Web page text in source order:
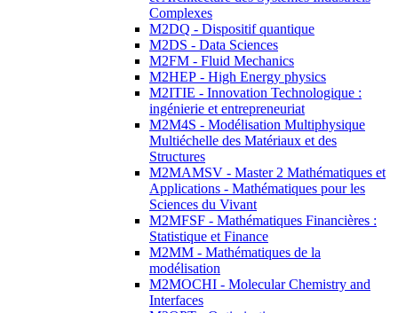
Complexes
M2DQ - Dispositif quantique
M2DS - Data Sciences
M2FM - Fluid Mechanics
M2HEP - High Energy physics
M2ITIE - Innovation Technologique :
ingénierie et entrepreneuriat
M2M4S - Modélisation Multiphysique
Multiéchelle des Matériaux et des
Structures
M2MAMSV - Master 2 Mathématiques et
Applications - Mathématiques pour les
Sciences du Vivant
M2MFSF - Mathématiques Financières :
Statistique et Finance
M2MM - Mathématiques de la
modélisation
M2MOCHI - Molecular Chemistry and
Interfaces